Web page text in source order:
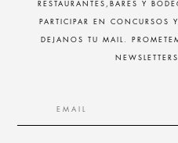
RESTAURANTES,BARES Y
PARTICIPAR EN CONCURSOS
DEJANOS TU MAIL.